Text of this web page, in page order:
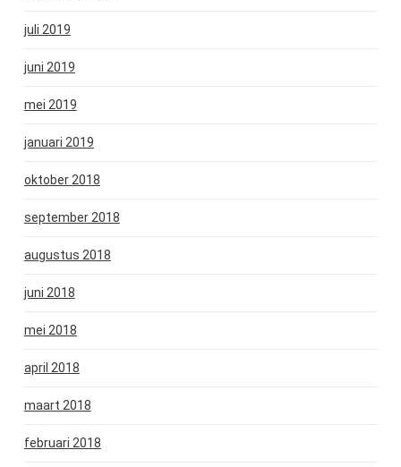
juli 2019
juni 2019
mei 2019
januari 2019
oktober 2018
september 2018
augustus 2018
juni 2018
mei 2018
april 2018
maart 2018
februari 2018